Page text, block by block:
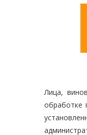
Лица,
обработке